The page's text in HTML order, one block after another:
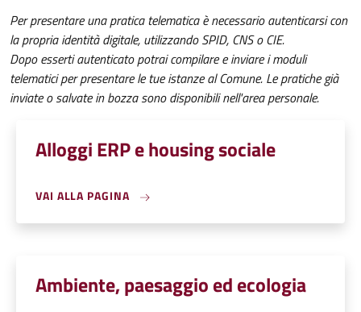
Per presentare una pratica telematica è necessario autenticarsi con
la propria identità digitale, utilizzando SPID, CNS o CIE.
Dopo esserti autenticato potrai compilare e inviare i moduli
telematici per presentare le tue istanze al Comune. Le pratiche già
inviate o salvate in bozza sono disponibili nell'area personale.
Alloggi ERP e housing sociale
VAI ALLA PAGINA
Ambiente, paesaggio ed ecologia